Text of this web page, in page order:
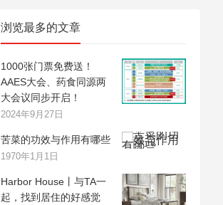
浏览最多的文章
1000张门票免费送！
AAES大会、药食同源两
大会议同步开启！
2024年9月27日
苦菜的功效与作用有哪些
1970年1月1日
Harbor House丨与TA一
起，找到居住的好感觉